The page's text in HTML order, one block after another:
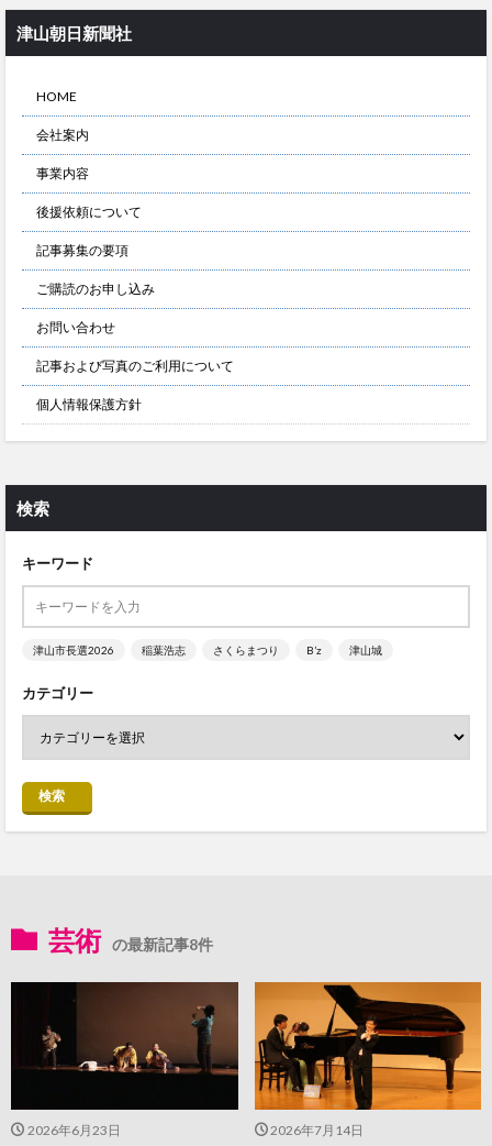
津山朝日新聞社
HOME
会社案内
事業内容
後援依頼について
記事募集の要項
ご購読のお申し込み
お問い合わせ
記事および写真のご利用について
個人情報保護方針
検索
キーワード
津山市長選2026 稲葉浩志 さくらまつり B’z 津山城
カテゴリー
検索
芸術 の最新記事8件
2026年7月14日
2026年6月23日